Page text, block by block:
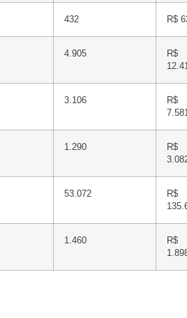
432 R$
4.905
R$
3.106
R$
1.290
R$
53.072
R$
1.460
R$